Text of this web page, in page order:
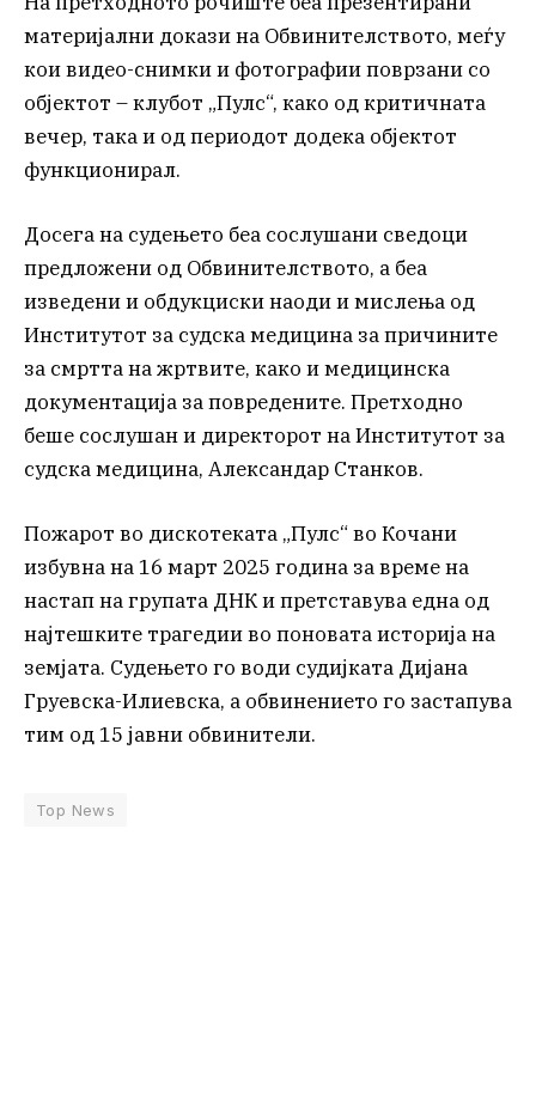
материјални докази на Обвинителството, меѓу
кои видео-снимки и фотографии поврзани со
објектот – клубот „Пулс“, како од критичната
вечер, така и од периодот додека објектот
функционирал.
Досега на судењето беа сослушани сведоци
предложени од Обвинителството, а беа
изведени и обдукциски наоди и мислења од
Институтот за судска медицина за причините
за смртта на жртвите, како и медицинска
документација за повредените. Претходно
беше сослушан и директорот на Институтот за
судска медицина, Александар Станков.
Пожарот во дискотеката „Пулс“ во Кочани
избувна на 16 март 2025 година за време на
настап на групата ДНК и претставува една од
најтешките трагедии во поновата историја на
земјата. Судењето го води судијката Дијана
Груевска-Илиевска, а обвинението го застапува
тим од 15 јавни обвинители.
Top News